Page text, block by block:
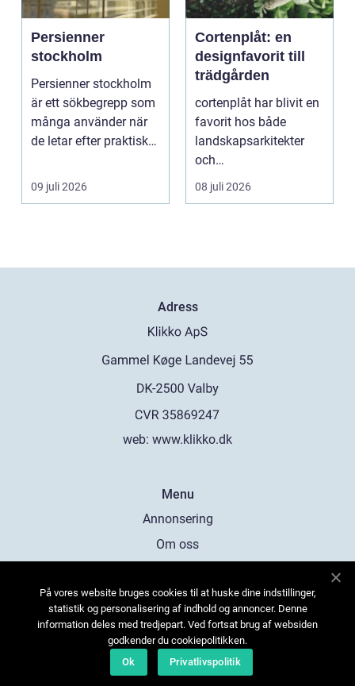
Persienner
stockholm
Persienner stockholm
är ett sökbegrepp som
många använder när
de letar efter praktiska
09 juli 2026
Cortenplåt: en
designfavorit till
trädgården
cortenplåt har blivit en
favorit hos både
landskapsarkitekter
och
trädgårdsentusiaster.
Det är ett m...
08 juli 2026
Adress
web: www.klikko.dk
Menu
Annonsering
Om oss
Kontakta oss
Sitemap
På vores website bruges cookies til at huske dine indstillinger,
statistik og personalisering af indhold og annoncer. Denne
information deles med tredjepart. Ved fortsat brug af websiden
godkender du cookiepolitikken.
Ok
Privatlivspolitik